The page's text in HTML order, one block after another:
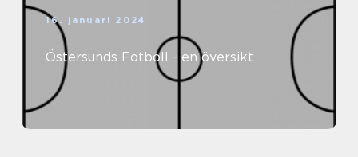
16. januari 2024
Östersunds Fotboll - en översikt